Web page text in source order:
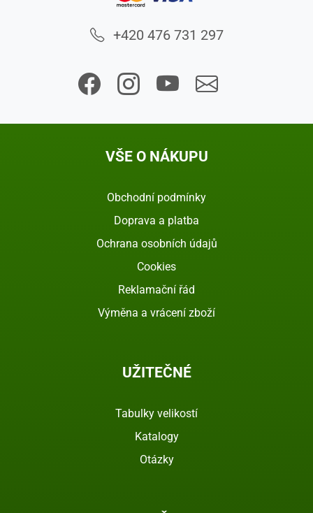
+420 476 731 297
VŠE O NÁKUPU
Obchodní podmínky
Doprava a platba
Ochrana osobních údajů
Cookies
Reklamační řád
Výměna a vrácení zboží
UŽITEČNÉ
Tabulky velikostí
Katalogy
Otázky